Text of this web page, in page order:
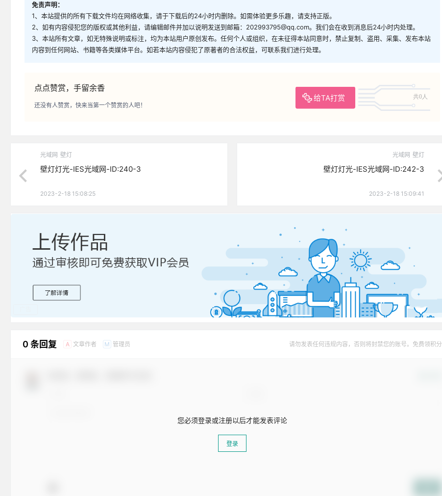
免责声明：
1、本站提供的所有下载文件均在网络收集，请于下载后的24小时内删除。如需体验更多乐趣，请支持正版。
2、如有内容侵犯您的版权或其他利益，请编辑邮件并加以说明发送到邮箱：202993795@qq.com。我们会在收到消息后24小时内处理。
3、本站所有文章，如无特殊说明或标注，均为本站用户原创发布。任何个人或组织，在未征得本站同意时，禁止复制、盗用、采集、发布本站
内容到任何网站、书籍等各类媒体平台。如若本站内容侵犯了原著者的合法权益，可联系我们进行处理。
点点赞赏，手留余香
给TA打赏 共0人
还没有人赞赏，快来当第一个赞赏的人吧！
光域网 壁灯
壁灯灯光-IES光域网-ID:240-3
2023-2-18 15:08:25
光域网 壁灯
壁灯灯光-IES光域网-ID:242-3
2023-2-18 15:09:41
0 条回复 A 文章作者 M 管理员 请勿发表任何违规内容，否则将封禁您的账号。免费领积分
您必须登录或注册以后才能发表评论
登录